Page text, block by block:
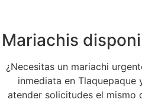
Mariachis
¿Necesitas un mariachi
inmediata en Tlaquepaque
atender solicitudes el mismo